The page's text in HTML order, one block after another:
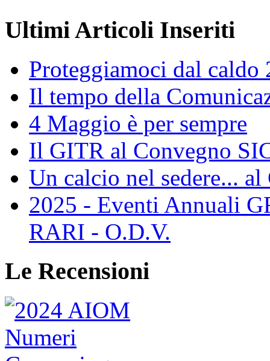
Ultimi Articoli Inseriti
Proteggiamoci dal caldo
Il tempo della
4 Maggio è per sempre
Il GITR al Convegno
Un calcio nel sedere...
2025 - Eventi Annuali
RARI - O.D.V.
Le Recensioni